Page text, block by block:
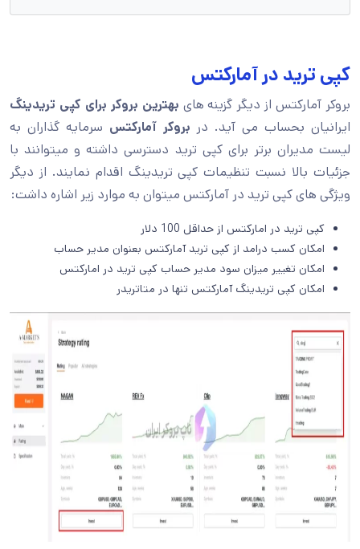
کپی ترید در آمارکتس
بروکر آمارکتس از دیگر گزینه های بهترین بروکر برای کپی تریدینگ
ایرانیان بحساب می آید. در بروکر آمارکتس سرمایه گذاران به
لیست مدیران برتر برای کپی ترید دسترسی داشته و میتوانند با
جزئیات بالا نسبت تنظیمات کپی تریدینگ اقدام نمایند. از دیگر
ویژگی های کپی ترید در آمارکتس میتوان به موارد زیر اشاره داشت:
کپی ترید در امارکتس از حداقل 100 دلار
امکان کسب درامد از کپی ترید آمارکتس بعنوان مدیر حساب
امکان تغییر میزان سود مدیر حساب کپی ترید در امارکتس
امکان کپی تریدینگ آمارکتس تنها در متاتریدر